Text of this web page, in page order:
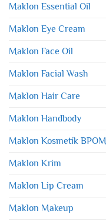
Maklon Essential Oil
Maklon Eye Cream
Maklon Face Oil
Maklon Facial Wash
Maklon Hair Care
Maklon Handbody
Maklon Kosmetik BPOM
Maklon Krim
Maklon Lip Cream
Maklon Makeup